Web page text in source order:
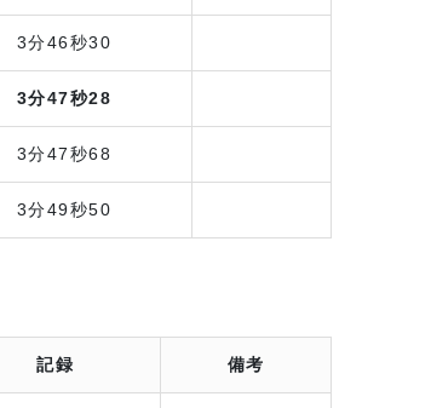
3分46秒30
3分47秒28
3分47秒68
3分49秒50
記録 備考